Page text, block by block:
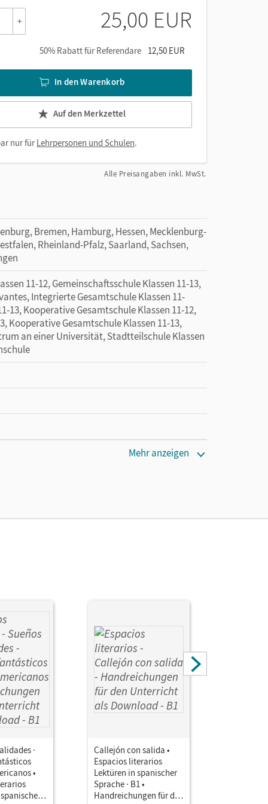
+ 25,00 EUR
50% Rabatt für Referendare 12,50 EUR
In den Warenkorb
Auf den Merkzettel
nur fürLehrpersonen und Schulen.
Alle Preisangaben inkl. MwSt.
Bremen, Hamburg, Hessen, Mecklenburg-
Rheinland-Pfalz, Saarland, Sachsen,
11-12, Gemeinschaftsschule Klassen 11-13,
Integrierte Gesamtschule Klassen 11-
13, Kooperative Gesamtschule Klassen 11-12,
Kooperative Gesamtschule Klassen 11-13,
an einer Universität, Stadtteilschule Klassen
Mehr anzeigen
·
•
Callejón con salida •
Espacios literarios
Lektüren in spanischer
Sprache · B1 •
Handreichungen für den